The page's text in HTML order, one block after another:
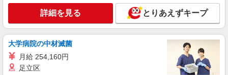
〜スタート時の時給です〜 ★嬉しいボーナス・賞
与あり！ ★昇給・昇格制度あり（年1回） ★交通
費規定支給（月5万円まで）
ケーズデンキ 箕面店 ◆大阪府箕面市石丸1-3-
6 ☆車通勤OK・バイク通勤OK！（当社規定あ
り）
キープ 詳細を見る
アルバイト
詳細を見る とりあえずキープ
大学病院の中材滅菌
月給 254,160円
足立区